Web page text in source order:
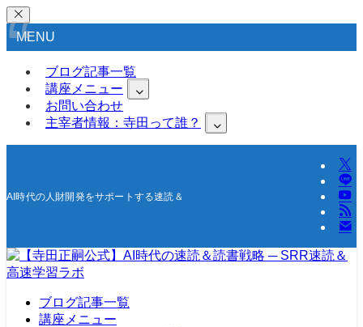
MENU
ブログ記事一覧
講座メニュー
お問い合わせ
主宰者情報：寺田って誰？
AI時代の人財開発をサポートする速読＆高速学習の研究所
ブログ記事一覧
講座メニュー